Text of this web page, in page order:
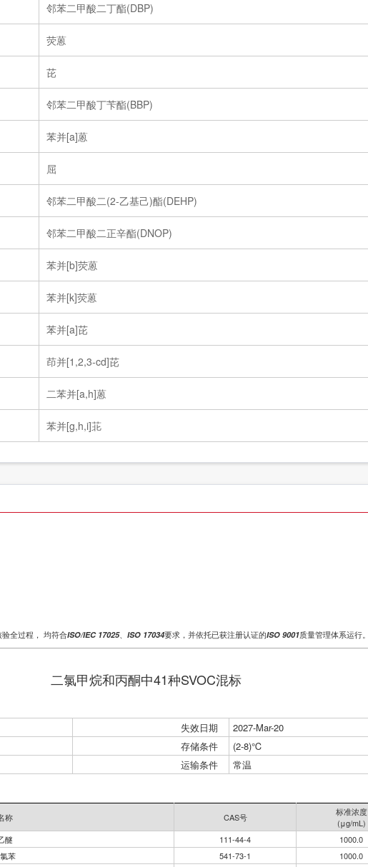
邻苯二甲酸二丁酯(DBP)
荧蒽
芘
邻苯二甲酸丁苄酯(BBP)
苯并[a]蒽
屈
邻苯二甲酸二(2-乙基己)酯(DEHP)
邻苯二甲酸二正辛酯(DNOP)
苯并[b]荧蒽
苯并[k]荧蒽
苯并[a]芘
茚并[1,2,3-cd]芘
二苯并[a,h]蒽
苯并[g,h,i]苝
全过程， 均符合ISO/IEC 17025、 ISO 17034要求，并依托已获注册认证的ISO 9001质量管理体系运行。
二氯甲烷和丙酮中41种SVOC混标
失效日期
2027-Mar-20
存储条件
(2-8)℃
运输条件 常温
称 CAS号
标准浓度
(μg/mL)
醚 111-44-4 1000.0
苯 541-73-1 1000.0